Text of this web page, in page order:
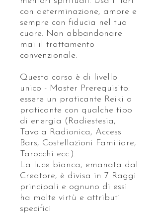
con determinazione, amore e
sempre con fiducia nel tuo
cuore. Non abbandonare
mai il trattamento
convenzionale.
Questo corso è di livello
unico - Master Prerequisito:
essere un praticante Reiki o
praticante con qualche tipo
di energia (Radiestesia,
Tavola Radionica, Access
Bars, Costellazioni Familiare,
Tarocchi ecc.).
La luce bianca, emanata dal
Creatore, è divisa in 7 Raggi
principali e ognuno di essi
ha molte virtù e attributi
specifici